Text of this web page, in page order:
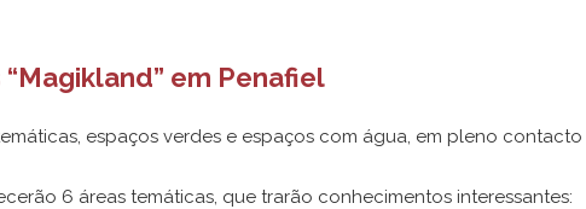
em Penafiel
espaços verdes e espaços com água, em pleno contacto
6 áreas temáticas, que trarão conhecimentos interessantes: